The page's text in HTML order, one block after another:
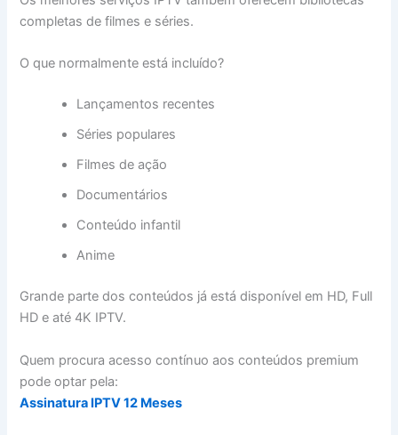
completas de filmes e séries.
O que normalmente está incluído?
Lançamentos recentes
Séries populares
Filmes de ação
Documentários
Conteúdo infantil
Anime
Grande parte dos conteúdos já está disponível em HD, Full
HD e até 4K IPTV.
Quem procura acesso contínuo aos conteúdos premium
pode optar pela:
Assinatura IPTV 12 Meses